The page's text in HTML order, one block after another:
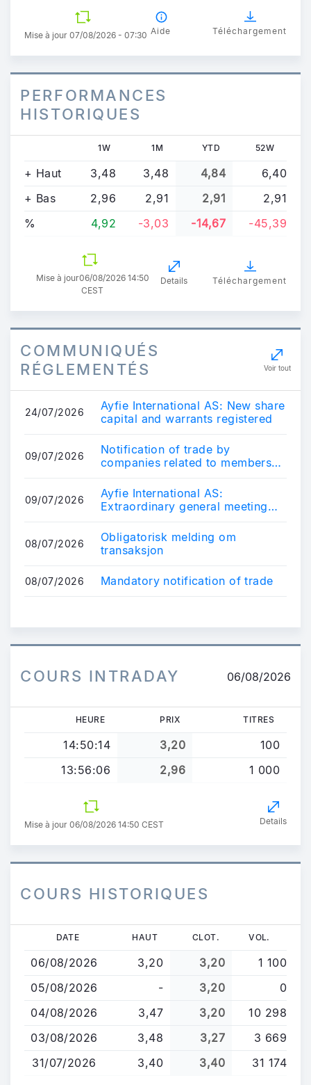
Mise à jour 07/08/2026 - 07:30 Aide Téléchargement
PERFORMANCES
HISTORIQUES
1W 1M YTD 52W
+ Haut 3,48 3,48 4,84
6,40
+ Bas
2,96 2,91 2,91
2,91
%
4,92 -3,03 -14,67 -45,39
Mise à jour06/08/2026 14:50
CEST
Details Téléchargement
COMMUNIQUÉS
RÉGLEMENTÉS
Voir tout
24/07/2026
Ayfie International AS: New share
capital and warrants registered
09/07/2026
Notification of trade by
companies related to members
09/07/2026
Ayfie International AS:
Extraordinary general meeting
08/07/2026
Obligatorisk melding om
transaksjon
08/07/2026 Mandatory notification of trade
COURS INTRADAY 06/08/2026
HEURE PRIX TITRES
14:50:14 3,20
100
13:56:06
2,96 1 000
Mise à jour 06/08/2026 14:50 CEST Details
COURS HISTORIQUES
contenu
principal
DATE HAUT CLOT. VOL.
06/08/2026 3,20 3,20
1 100
05/08/2026
- 3,20
0
04/08/2026
3,47 3,20
10 298
03/08/2026
3,48 3,27
3 669
31/07/2026
3,40 3,40 31 174